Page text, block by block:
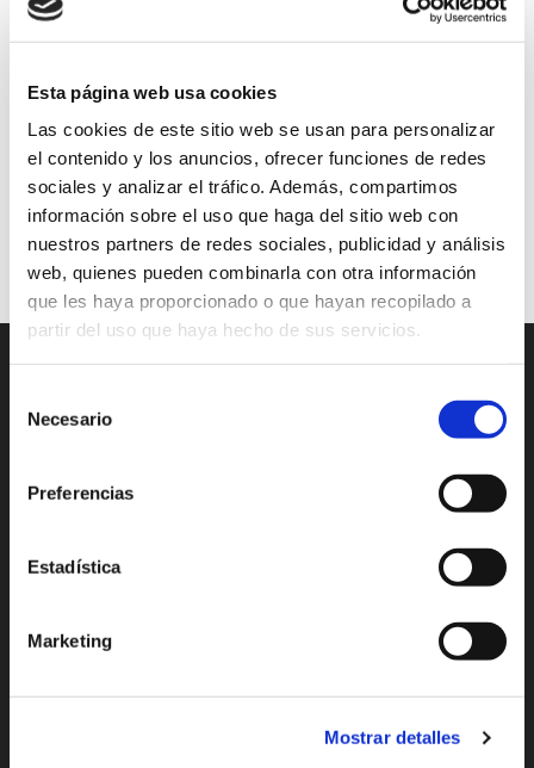
Esta página web usa cookies
Las cookies de este sitio web se usan para personalizar
el contenido y los anuncios, ofrecer funciones de redes
sociales y analizar el tráfico. Además, compartimos
información sobre el uso que haga del sitio web con
nuestros partners de redes sociales, publicidad y análisis
web, quienes pueden combinarla con otra información
que les haya proporcionado o que hayan recopilado a
partir del uso que haya hecho de sus servicios.
Necesario
Preferencias
Estadística
Marketing
Mostrar detalles
funnel de ventas
proceso de compra
scoring predictivo scoring retrospectivo sitio web
tipo de scoring venta
Continuar leyendo
Madrid
Enlaces de interés